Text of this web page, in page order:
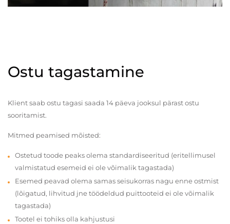
Ostu tagastamine
Klient saab ostu tagasi saada 14 päeva jooksul pärast ostu
sooritamist.
Mitmed peamised mõisted:
Ostetud toode peaks olema standardiseeritud (eritellimusel
valmistatud esemeid ei ole võimalik tagastada)
Esemed peavad olema samas seisukorras nagu enne ostmist
(lõigatud, lihvitud jne töödeldud puittooteid ei ole võimalik
tagastada)
Tootel ei tohiks olla kahjustusi